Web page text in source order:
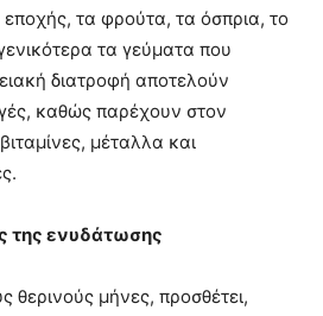
τα φρούτα, τα όσπρια, το
τα γεύματα που
διατροφή αποτελούν
καθώς παρέχουν στον
μέταλλα και
της ενυδάτωσης
μήνες, προσθέτει,